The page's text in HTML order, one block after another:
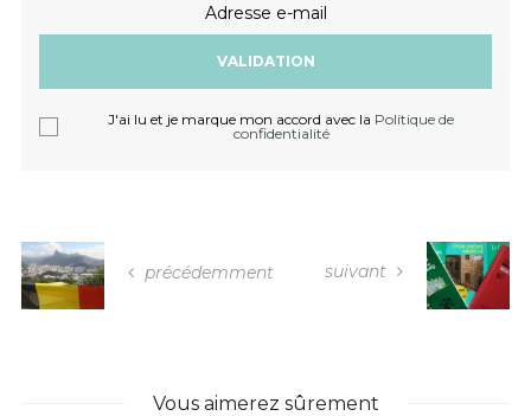
Adresse e-mail
J'ai lu et je marque mon accord avec la Politique de
confidentialité
précédemment suivant
Vous aimerez sûrement